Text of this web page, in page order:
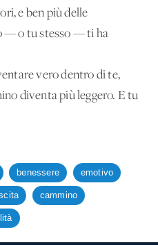
e ben più delle
— o tu stesso — ti ha
vero dentro di te,
diventa più leggero. E tu
benessere emotivo
cammino